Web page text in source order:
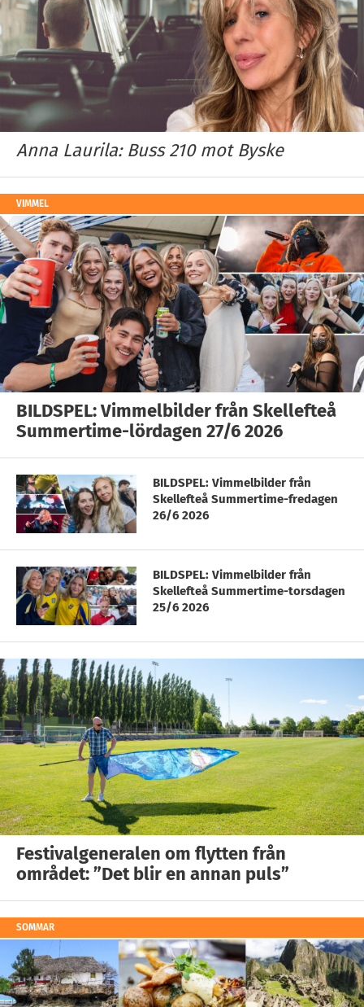
Anna Laurila: Buss 210 mot Byske
VIMMEL
BILDSPEL: Vimmelbilder från Skellefteå
Summertime-lördagen 27/6 2026
BILDSPEL: Vimmelbilder från
Skellefteå Summertime-fredagen
26/6 2026
BILDSPEL: Vimmelbilder från
Skellefteå Summertime-torsdagen
25/6 2026
Festivalgeneralen om flytten från
området: ”Det blir en annan puls”
SOMMAR